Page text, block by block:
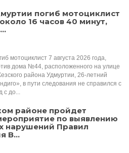
погиб мотоциклист
16 часов 40 минут,
мотоциклист 7 августа 2026 года,
дома №44, расположенного на улице
района Удмуртии, 26-летний
в пути следования не справился с
с до...
районе пройдет
по выявлению
нарушений Правил
В...